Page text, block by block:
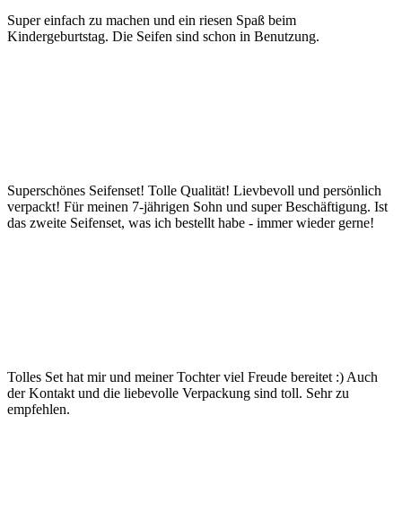
Super einfach zu machen und ein riesen Spaß beim
Kindergeburtstag. Die Seifen sind schon in Benutzung.
Superschönes Seifenset! Tolle Qualität! Lievbevoll und persönlich
verpackt! Für meinen 7-jährigen Sohn und super Beschäftigung. Ist
das zweite Seifenset, was ich bestellt habe - immer wieder gerne!
Tolles Set hat mir und meiner Tochter viel Freude bereitet :) Auch
der Kontakt und die liebevolle Verpackung sind toll. Sehr zu
empfehlen.